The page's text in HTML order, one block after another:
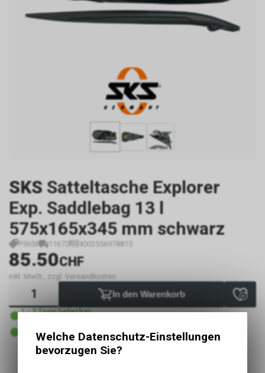
SKS Satteltasche Explorer
Exp. Saddlebag 13 l
575x165x345 mm schwarz
P5658 11672 4002556978815
85.50CHF
inkl. MwSt., zzgl. Versandkosten
In den Warenkorb
1 - 3 Tage lieferbar
Abholung VELOIN Zweirad-Werkstatt
Welche Datenschutz-Einstellungen
bevorzugen Sie?